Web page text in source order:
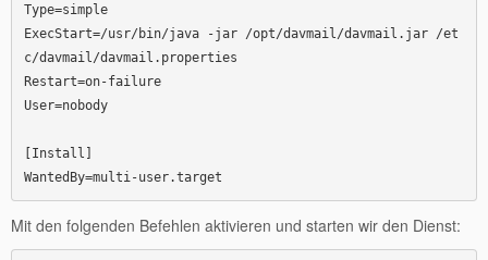
Type=simple
ExecStart=/usr/bin/java -jar /opt/davmail/davmail.jar /et
c/davmail/davmail.properties
Restart=on-failure
User=nobody
[Install]
Mit den folgenden Befehlen aktivieren und starten wir den Dienst: